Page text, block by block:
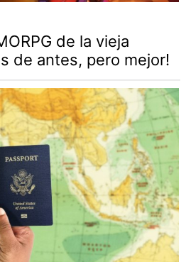
de la vieja
de antes, pero mejor!